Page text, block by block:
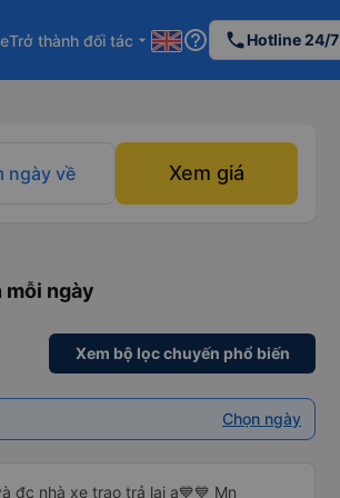
Trở thành đối tác arrow_drop_down help_outline phoneHotline 24/7
ngày về Xem giá
mỗi ngày
Xem bộ lọc chuyến phổ biến
Chọn ngày
đc nhà xe trao trả lại ạ💙💙 Mn